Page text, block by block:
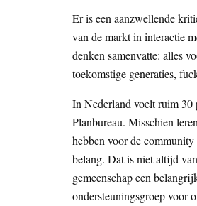
Er is een aanzwellende
van de markt in interactie
denken samenvatte: alles
toekomstige generaties,
In Nederland voelt ruim 30
Planbureau. Misschien
hebben voor de
belang. Dat is niet altijd
gemeenschap een
ondersteuningsgroep voor